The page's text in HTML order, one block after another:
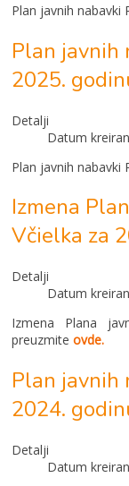
Plan javnih nabavki
Plan javnih
2025.
Detalji
Datum
Plan javnih nabavki
Izmena
Včielka za
Detalji
Datum
Izmena Plana
preuzmite ovde.
Plan javnih
2024.
Detalji
Datum